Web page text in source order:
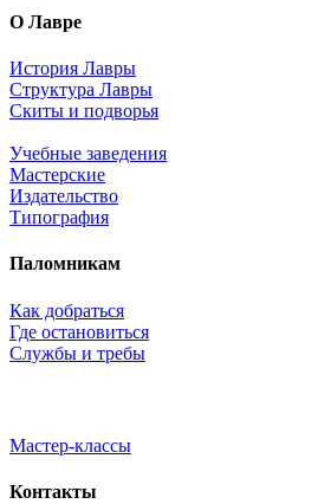
О Лавре
История Лавры
Структура Лавры
Скиты и подворья
Учебные заведения
Мастерские
Издательство
Типография
Паломникам
Как добраться
Где остановиться
Службы и требы
Мастер-классы
Контакты